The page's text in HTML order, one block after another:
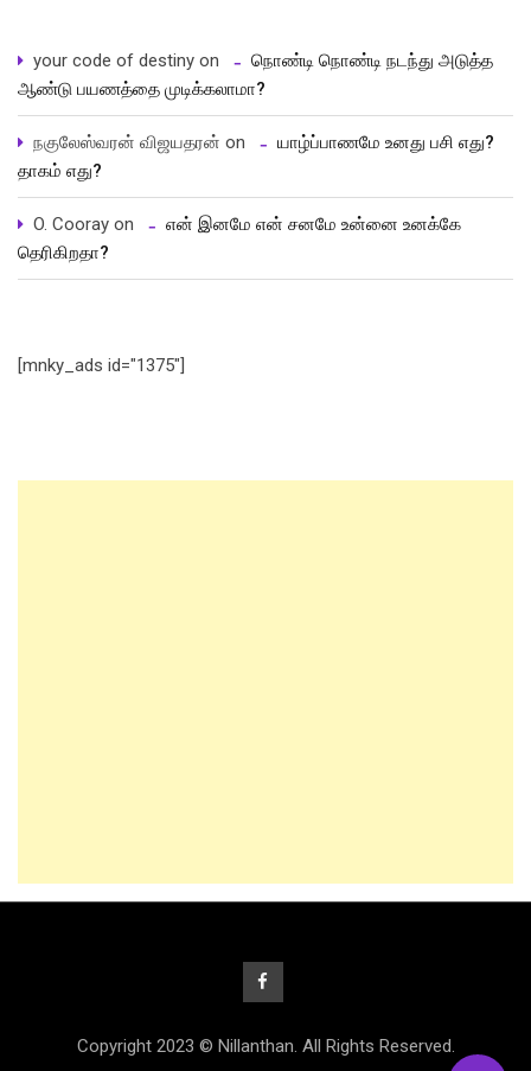
your code of destiny on
நொண்டி நொண்டி நடந்து அடுத்த
ஆண்டு பயணத்தை முடிக்கலாமா?
நகுலேஸ்வரன் விஜயதரன் on
யாழ்ப்பாணமே உனது பசி எது?
தாகம் எது?
O. Cooray on
என் இனமே என் சனமே உன்னை உனக்கே
தெரிகிறதா?
[mnky_ads id="1375"]
Copyright 2023 © Nillanthan. All Rights Reserved.